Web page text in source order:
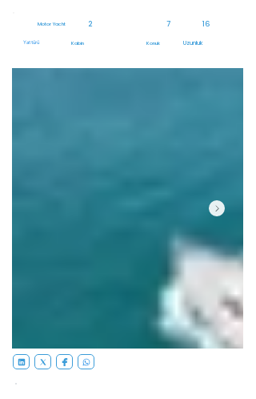
Motor Yacht
Yat türü
2
Kabin
7 16
Konuk Uzunluk